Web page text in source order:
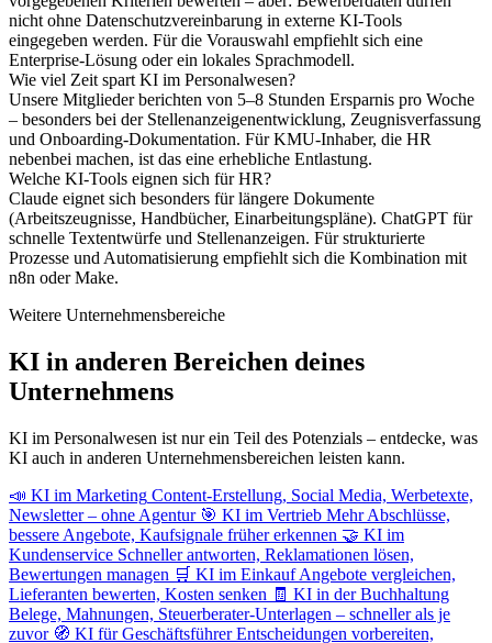
nicht ohne Datenschutzvereinbarung in externe KI-Tools
eingegeben werden. Für die Vorauswahl empfiehlt sich eine
Enterprise-Lösung oder ein lokales Sprachmodell.
Wie viel Zeit spart KI im Personalwesen?
Unsere Mitglieder berichten von 5–8 Stunden Ersparnis pro Woche
– besonders bei der Stellenanzeigenentwicklung, Zeugnisverfassung
und Onboarding-Dokumentation. Für KMU-Inhaber, die HR
nebenbei machen, ist das eine erhebliche Entlastung.
Welche KI-Tools eignen sich für HR?
Claude eignet sich besonders für längere Dokumente
(Arbeitszeugnisse, Handbücher, Einarbeitungspläne). ChatGPT für
schnelle Textentwürfe und Stellenanzeigen. Für strukturierte
Prozesse und Automatisierung empfiehlt sich die Kombination mit
n8n oder Make.
Weitere Unternehmensbereiche
KI in anderen Bereichen deines
Unternehmens
KI im Personalwesen ist nur ein Teil des Potenzials – entdecke, was
KI auch in anderen Unternehmensbereichen leisten kann.
📣 KI im Marketing Content-Erstellung, Social Media, Werbetexte,
Newsletter – ohne Agentur 🎯 KI im Vertrieb Mehr Abschlüsse,
bessere Angebote, Kaufsignale früher erkennen 🤝 KI im
Kundenservice Schneller antworten, Reklamationen lösen,
Bewertungen managen 🛒 KI im Einkauf Angebote vergleichen,
Lieferanten bewerten, Kosten senken 🧾 KI in der Buchhaltung
Belege, Mahnungen, Steuerberater-Unterlagen – schneller als je
zuvor 🧭 KI für Geschäftsführer Entscheidungen vorbereiten,